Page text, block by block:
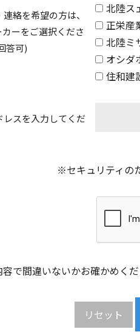
絡を希望の方は、
ーをご選択くださ
答可)
北陸ス
正栄産
北陸ミ
オシダ
住和建
レスを入力してくだ
※セキュリティの
で間違いないかお確かめく